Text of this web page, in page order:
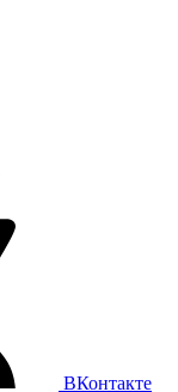
ВКонтакте